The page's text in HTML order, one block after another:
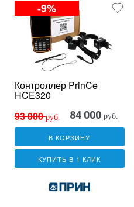
-9%
Контроллер PrinCe
HCE320
93 000руб. 84 000 руб.
В КОРЗИНУ
КУПИТЬ В 1 КЛИК